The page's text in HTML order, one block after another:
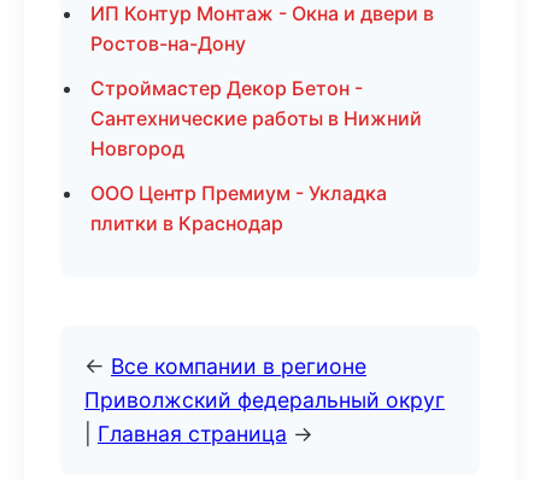
ИП Контур Монтаж - Окна и двери в
Ростов-на-Дону
Строймастер Декор Бетон -
Сантехнические работы в Нижний
Новгород
ООО Центр Премиум - Укладка
плитки в Краснодар
← Все компании в регионе
Приволжский федеральный округ
Главная страница →